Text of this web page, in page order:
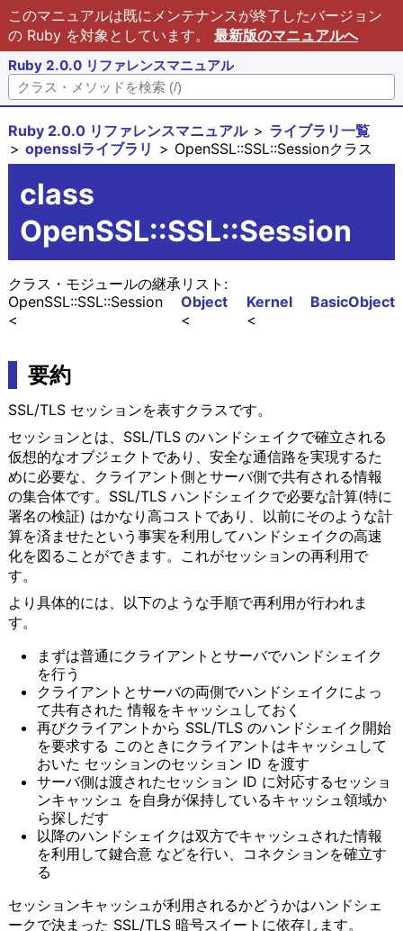
このマニュアルは既にメンテナンスが終了したバージョン
の Ruby を対象としています。 最新版のマニュアルへ
Ruby 2.0.0 リファレンスマニュアル
Ruby 2.0.0 リファレンスマニュアル
ライブラリ一覧
opensslライブラリ
OpenSSL::SSL::Sessionクラス
class
OpenSSL::SSL::Session
クラス・モジュールの継承リスト:
BasicObject
Kernel
Object
OpenSSL::SSL::Session
要約
SSL/TLS セッションを表すクラスです。
セッションとは、SSL/TLS のハンドシェイクで確立される
仮想的なオブジェクトであり、安全な通信路を実現するた
めに必要な、クライアント側とサーバ側で共有される情報
の集合体です。SSL/TLS ハンドシェイクで必要な計算(特に
署名の検証) はかなり高コストであり、以前にそのような計
算を済ませたという事実を利用してハンドシェイクの高速
化を図ることができます。これがセッションの再利用で
す。
より具体的には、以下のような手順で再利用が行われま
す。
まずは普通にクライアントとサーバでハンドシェイク
を行う
クライアントとサーバの両側でハンドシェイクによっ
て共有された 情報をキャッシュしておく
再びクライアントから SSL/TLS のハンドシェイク開始
を要求する このときにクライアントはキャッシュして
おいた セッションのセッション ID を渡す
サーバ側は渡されたセッション ID に対応するセッショ
ンキャッシュ を自身が保持しているキャッシュ領域か
ら探しだす
以降のハンドシェイクは双方でキャッシュされた情報
を利用して鍵合意 などを行い、コネクションを確立す
る
セッションキャッシュが利用されるかどうかはハンドシェ
ークで決まった SSL/TLS 暗号スイートに依存します。